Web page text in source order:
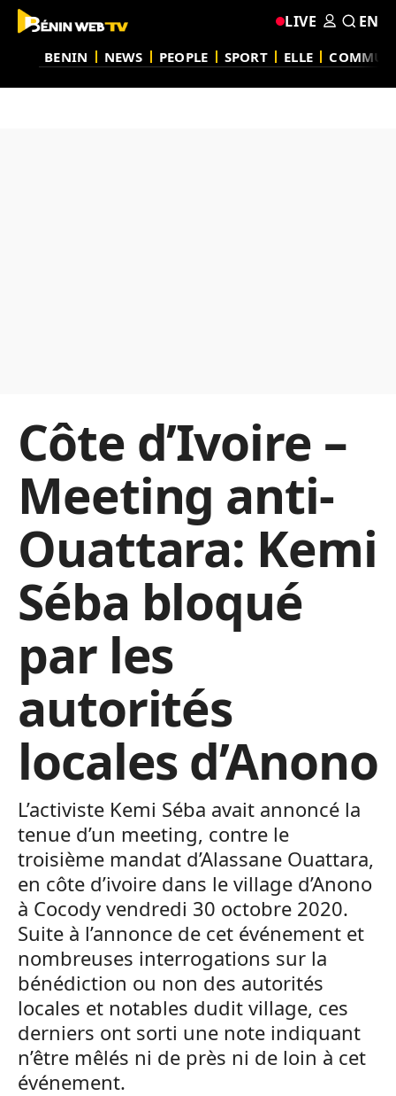
BENIN NEWS PEOPLE SPORT ELLE
LIVE EN
Côte d’Ivoire –
Meeting anti-
Ouattara: Kemi
Séba bloqué
par les
autorités
locales d’Anono
L’activiste Kemi Séba avait annoncé la
tenue d’un meeting, contre le
troisième mandat d’Alassane Ouattara,
en côte d’ivoire dans le village d’Anono
à Cocody vendredi 30 octobre 2020.
Suite à l’annonce de cet événement et
nombreuses interrogations sur la
bénédiction ou non des autorités
locales et notables dudit village, ces
derniers ont sorti une note indiquant
n’être mêlés ni de près ni de loin à cet
événement.